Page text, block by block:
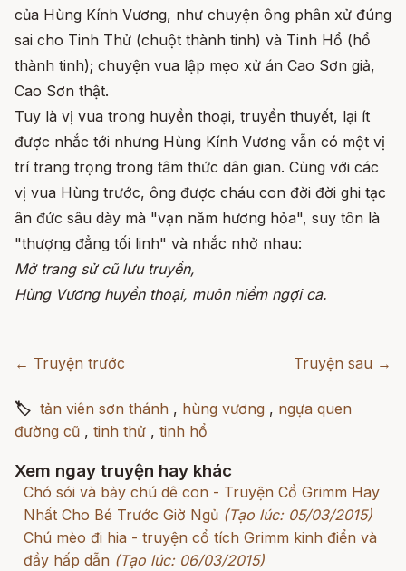
của Hùng Kính Vương, như chuyện ông phân xử đúng
sai cho Tinh Thử (chuột thành tinh) và Tinh Hổ (hổ
thành tinh); chuyện vua lập mẹo xử án Cao Sơn giả,
Cao Sơn thật.
Tuy là vị vua trong huyền thoại, truyền thuyết, lại ít
được nhắc tới nhưng Hùng Kính Vương vẫn có một vị
trí trang trọng trong tâm thức dân gian. Cùng với các
vị vua Hùng trước, ông được cháu con đời đời ghi tạc
ân đức sâu dày mà "vạn năm hương hỏa", suy tôn là
"thượng đẳng tối linh" và nhắc nhở nhau:
Mở trang sử cũ lưu truyền,
Hùng Vương huyền thoại, muôn niềm ngợi ca.
← Truyện trước Truyện sau →
🏷 tản viên sơn thánh , hùng vương , ngựa quen
đường cũ , tinh thử , tinh hổ
Xem ngay truyện hay khác
Chó sói và bảy chú dê con - Truyện Cổ Grimm Hay
Nhất Cho Bé Trước Giờ Ngủ (Tạo lúc: 05/03/2015)
Chú mèo đi hia - truyện cổ tích Grimm kinh điển và
đầy hấp dẫn (Tạo lúc: 06/03/2015)